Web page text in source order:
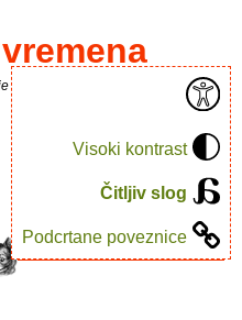
Visoki kontrast
Čitljiv slog
Podcrtane poveznice
puno knjiga.